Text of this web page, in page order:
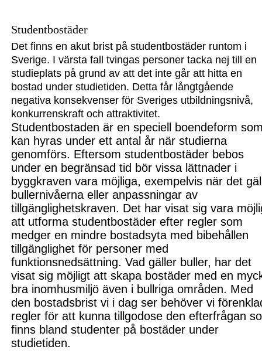
Studentbostäder
Det finns en akut brist på studentbostäder runtom i
Sverige. I värsta fall tvingas personer tacka nej till en
studieplats på grund av att det inte går att hitta en
bostad under studietiden. Detta får långtgående
negativa konsekvenser för Sveriges utbildningsnivå,
konkurrenskraft och attraktivitet.
Studentbostaden är en speciell boendeform
kan hyras under ett antal år när studierna
genomförs. Eftersom studentbostäder bebos
under en begränsad tid bör vissa lättnader i
byggkraven vara möjliga, exempelvis när det
bullernivåerna eller anpassningar av
tillgänglighetskraven. Det har visat sig vara
att utforma studentbostäder efter regler som
medger en mindre bostadsyta med bibehållen
tillgänglighet för personer med
funktionsnedsättning. Vad gäller buller, har det
visat sig möjligt att skapa bostäder med en
bra inomhusmiljö även i bullriga områden. Med
den bostadsbrist vi i dag ser behöver vi fören
regler för att kunna tillgodose den efterfrågan
finns bland studenter på bostäder under
studietiden.